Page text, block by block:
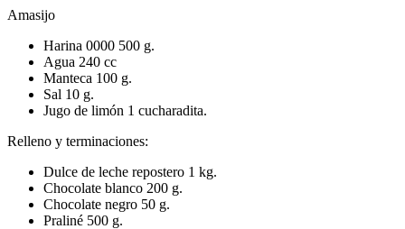
Amasijo
Harina 0000 500 g.
Agua 240 cc
Manteca 100 g.
Sal 10 g.
Jugo de limón 1 cucharadita.
Relleno y terminaciones:
Dulce de leche repostero 1 kg.
Chocolate blanco 200 g.
Chocolate negro 50 g.
Praliné 500 g.